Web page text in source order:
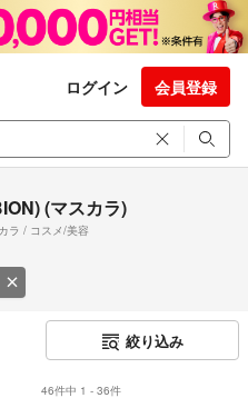
ログイン 会員登録
(マスカラ)
ラ / コスメ/美容
絞り込み
46件中 1 - 36件